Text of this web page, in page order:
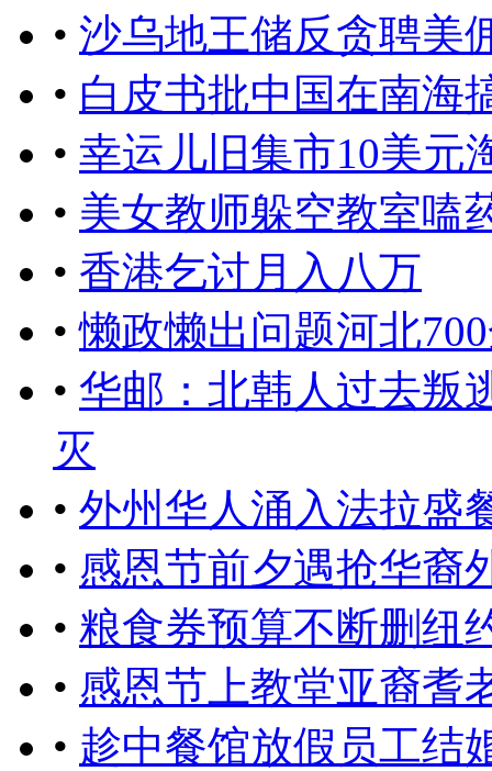
• 沙乌地王储反贪聘美
• 白皮书批中国在南海
• 幸运儿旧集市10美元
• 美女教师躲空教室嗑
• 香港乞讨月入八万
•懒政懒出问题河北
• 华邮：北韩人过去叛
灭
• 外州华人涌入法拉盛
• 感恩节前夕遇抢华裔
• 粮食券预算不断删纽
• 感恩节上教堂亚裔耆
• 趁中餐馆放假员工结